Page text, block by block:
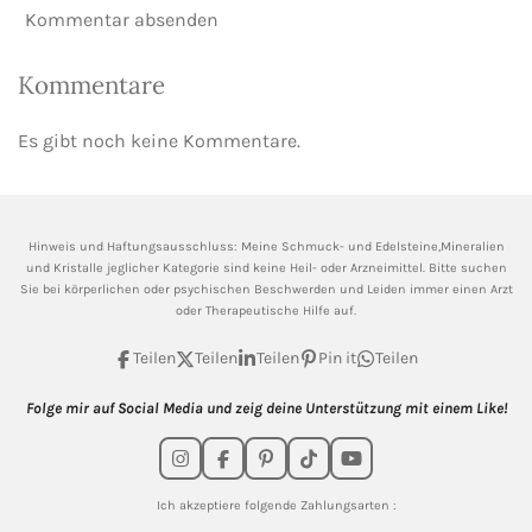
Kommentar absenden
Kommentare
Es gibt noch keine Kommentare.
Hinweis und Haftungsausschluss: Meine Schmuck- und Edelsteine,Mineralien
und Kristalle jeglicher Kategorie sind keine Heil- oder Arzneimittel. Bitte suchen
Sie bei körperlichen oder psychischen Beschwerden und Leiden immer einen Arzt
oder Therapeutische Hilfe auf.
Teilen Teilen Teilen Pin it Teilen
Folge mir auf Social Media und zeig deine Unterstützung mit einem Like!
I
n
s
F
a
c
P
i
n
T
i
k
Y
o
u
Ich akzeptiere folgende Zahlungsarten :